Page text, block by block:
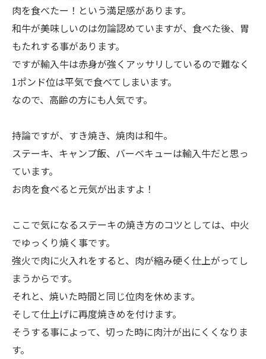
肉を食べたー！という満足感があります。
和牛が美味しいのは勿論認めていますが、食べた後、胃
もたれする事があります。
ですが輸入牛は赤身が強くアッサリしているので難なく
1ポンド位は平気で食べてしまいます。
なので、高齢の方にも人気です。
持論ですが、すき焼き、焼肉は和牛。
ステーキ、キャンプ飯、バーベキューは輸入牛だと思っ
ています。
お肉を食べると元気が出ますよ！
ここで気になるステーキの焼き方のコツとしては、中火
でゆっくり焼く事です。
強火で肉に火入れをすると、肉が縮み硬く仕上がってし
まうからです。
それと、焼いた時間と同じ位肉を休めます。
そして仕上げに再度焼きめを付けます。
そうする事によって、切った時に肉汁が出にくくなりま
す。